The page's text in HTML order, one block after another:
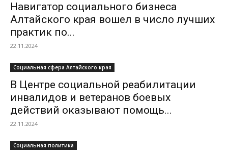
Навигатор социального бизнеса
Алтайского края вошел в число лучших
практик по...
22.11.2024
Социальная сфера Алтайского края
В Центре социальной реабилитации
инвалидов и ветеранов боевых
действий оказывают помощь...
22.11.2024
Социальная политика